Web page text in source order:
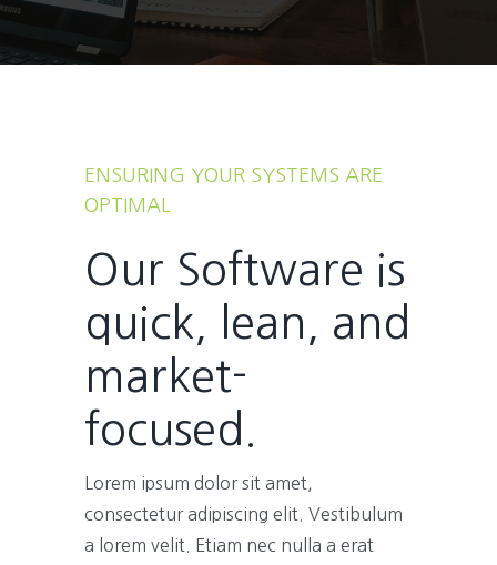
ENSURING YOUR SYSTEMS ARE
OPTIMAL
Our Software is
quick, lean, and
market-
focused.
Lorem ipsum dolor sit amet,
consectetur adipiscing elit. Vestibulum
a lorem velit. Etiam nec nulla a erat